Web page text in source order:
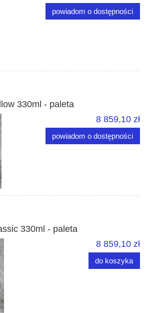
powiadom o dostępności
330ml - paleta
8 859,10 zł
powiadom o dostępności
330ml - paleta
8 859,10 zł
do koszyka